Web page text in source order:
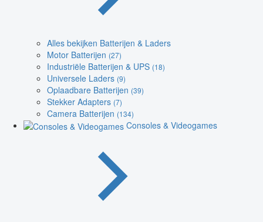
Alles bekijken Batterijen & Laders
Motor Batterijen (27)
Industriële Batterijen & UPS (18)
Universele Laders (9)
Oplaadbare Batterijen (39)
Stekker Adapters (7)
Camera Batterijen (134)
Consoles & Videogames